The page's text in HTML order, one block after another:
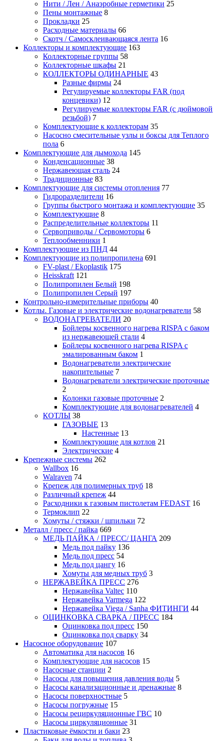
Нити / Лен / Анаэробные герметики 25
Пены монтажные 8
Прокладки 25
Расходные материалы 66
Скотч / Самосклеивающаяся лента 16
Коллекторы и комплектующие 163
Коллекторные группы 58
Коллекторные шкафы 21
КОЛЛЕКТОРЫ ОДИНАРНЫЕ 43
Разные фирмы 24
Регулируемые коллекторы FAR (под
концевики) 12
Регулируемые коллекторы FAR (с дюймовой
резьбой) 7
Комплектующие к коллекторам 35
Насосно смесительные узлы и боксы для Теплого
пола 6
Комплектующие для дымохода 145
Конденсационные 38
Нержавеющая сталь 24
Традиционные 83
Комплектующие для системы отопления 77
Гидроразделители 16
Группы быстрого монтажа и комплектующие 35
Комплектующие 8
Распределительные коллекторы 11
Сервоприводы / Сервомоторы 6
Теплообменники 1
Комплектующие из ПНД 44
Комплектующие из полипропилена 691
FV-plast / Ekoplastik 175
Heisskraft 121
Полипропилен Белый 198
Полипропилен Серый 197
Контрольно-измерительные приборы 40
Котлы. Газовые и электрические водонагреватели 58
ВОДОНАГРЕВАТЕЛИ 20
Бойлеры косвенного нагрева RISPA с баком
из нержавеющей стали 4
Бойлеры косвенного нагрева RISPA с
эмалированным баком 1
Водонагреватели электрические
накопительные 7
Водонагреватели электрические проточные
2
Колонки газовые проточные 2
Комплектующие для водонагревателей 4
КОТЛЫ 38
ГАЗОВЫЕ 13
Настенные 13
Комплектующие для котлов 21
Электрические 4
Крепежные системы 262
Wallbox 16
Walraven 74
Крепеж для полимерных труб 18
Различный крепеж 44
Расходники к газовым пистолетам FEDAST 16
Термоклип 22
Хомуты / стяжки / шпильки 72
Металл / пресс / пайка 669
МЕДЬ ПАЙКА / ПРЕСС/ ЦАНГА 209
Медь под пайку 136
Медь под пресс 54
Медь под цангу 16
Хомуты для медных труб 3
НЕРЖАВЕЙКА ПРЕСС 276
Нержавейка Valtec 110
Нержавейка Varmega 122
Нержавейка Viega / Sanha ФИТИНГИ 44
ОЦИНКОВКА СВАРКА / ПРЕСС 184
Оцинковка под пресс 150
Оцинковка под сварку 34
Насосное оборудование 107
Автоматика для насосов 16
Комплектующие для насосов 15
Насосные станции 2
Насосы для повышения давления воды 5
Насосы канализационные и дренажные 8
Насосы поверхностные 5
Насосы погружные 15
Насосы рециркуляционные ГВС 10
Насосы циркуляционные 31
Пластиковые ёмкости и баки 23